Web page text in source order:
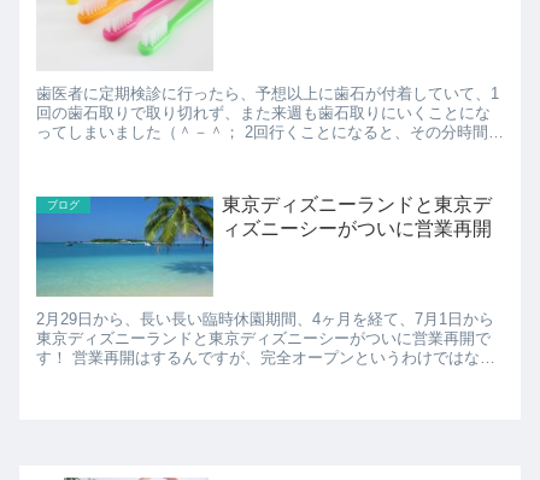
歯医者に定期検診に行ったら、予想以上に歯石が付着していて、1
回の歯石取りで取り切れず、また来週も歯石取りにいくことにな
ってしまいました（＾－＾； 2回行くことになると、その分時間と
ブログ
東京ディズニーランドと東京デ
ィズニーシーがついに営業再開
2月29日から、長い長い臨時休園期間、4ヶ月を経て、7月1日から
東京ディズニーランドと東京ディズニーシーがついに営業再開で
す！ 営業再開はするんですが、完全オープンというわけではなく